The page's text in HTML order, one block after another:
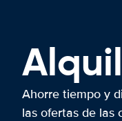
Ahorre tiempo y
las ofertas de las